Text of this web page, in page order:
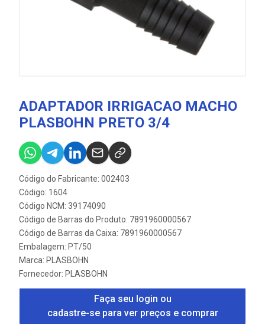
ADAPTADOR IRRIGACAO MACHO
PLASBOHN PRETO 3/4
Código do Fabricante: 002403
Código: 1604
Código NCM: 39174090
Código de Barras do Produto: 7891960000567
Código de Barras da Caixa: 7891960000567
Embalagem: PT/50
Marca: PLASBOHN
Fornecedor: PLASBOHN
Faça seu login ou
cadastre-se para ver preços e comprar